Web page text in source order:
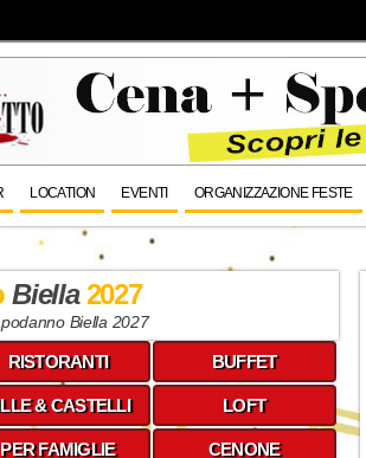
LOCATION EVENTI ORGANIZZAZIONE FESTE
Biella2027
Biella 2027
RISTORANTI BUFFET
& CASTELLI LOFT
PER FAMIGLIE CENONE